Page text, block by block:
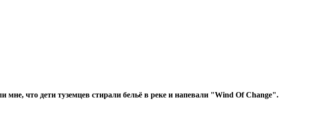
мне, что дети туземцев стирали бельё в реке и напевали "Wind Of Change".